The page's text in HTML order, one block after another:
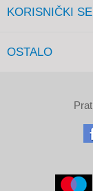
KORISNIČKI
OSTALO